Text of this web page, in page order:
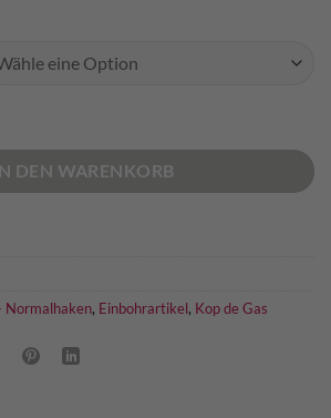
Urriellu Menge
DEN WARENKORB
Normalhaken, Einbohrartikel, Kop de Gas